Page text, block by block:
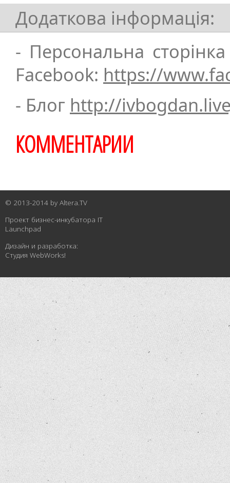
Додаткова інформація:
- Персональна
Facebook: https://
- Блог http://
КОММЕНТАРИИ
© 2013-2014 by Altera.TV
Проект бизнес-инкубатора IT
Launchpad
Дизайн и разработка:
Студия WebWorks!